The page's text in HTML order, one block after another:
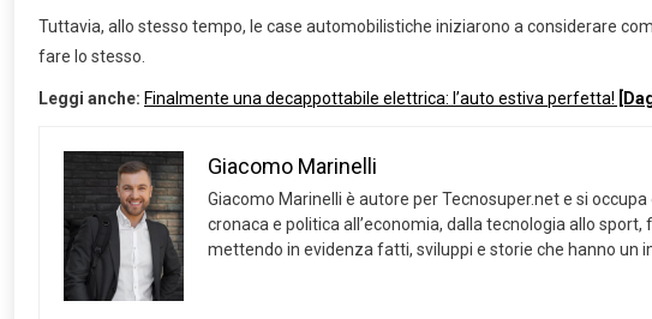
Tuttavia, allo stesso tempo, le case automobilistiche iniziarono a considerare
fare lo stesso.
Leggi anche: Finalmente una decappottabile elettrica: l’auto estiva perfetta!
Giacomo Marinelli
Giacomo Marinelli è autore per Tecnosuper.net e si
cronaca e politica all’economia, dalla tecnologia allo
mettendo in evidenza fatti, sviluppi e storie che hanno un